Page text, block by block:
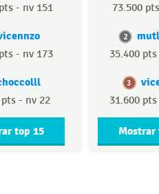
- nv 151
- nv 173
pts - nv 22
top 15
73.500
2
35.400
3
31.600
Mostrar